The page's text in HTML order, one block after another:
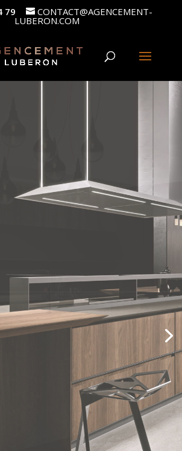
79 CONTACT@AGENCEMENT-
LUBERON.COM